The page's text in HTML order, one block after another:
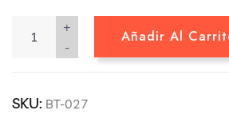
-
+
Añadir Al
SKU: BT-027